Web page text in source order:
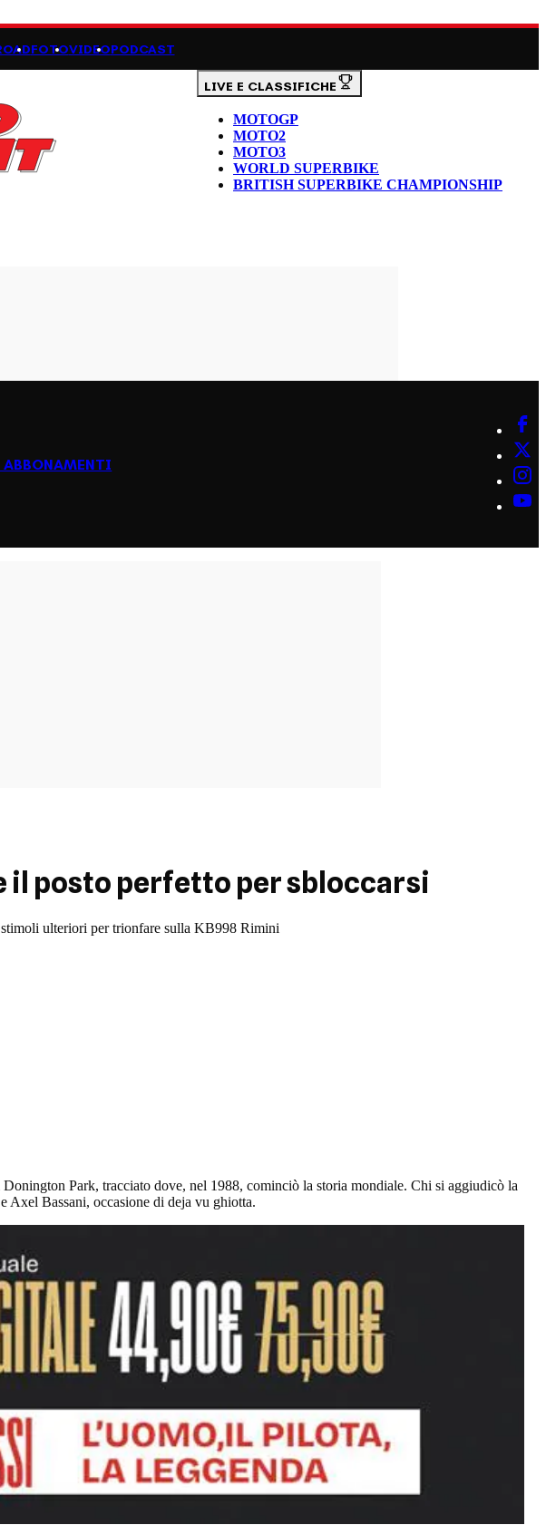
FOTOVIDEOPODCAST
LIVE E CLASSIFICHE
MOTOGP
MOTO2
MOTO3
WORLD SUPERBIKE
BRITISH SUPERBIKE CHAMPIONSHIP
il posto perfetto per sbloccarsi
ulteriori per trionfare sulla KB998 Rimini
Park, tracciato dove, nel 1988, cominciò la storia mondiale. Chi si aggiudicò la
Bassani, occasione di deja vu ghiotta.